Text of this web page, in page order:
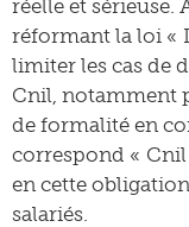
réelle et sérieuse.
réformant la loi «
limiter les cas de
Cnil, notamment
de formalité en
correspond «
en cette
salariés.